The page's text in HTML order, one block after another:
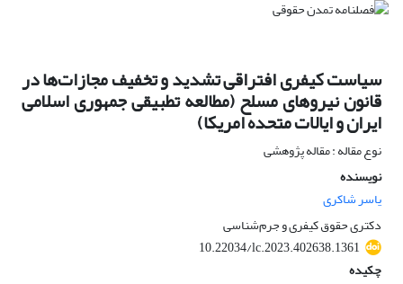
سیاست کیفری افتراقی تشدید و تخفیف مجازات‌ها در
قانون نیروهای مسلح (مطالعه تطبیقی جمهوری اسلامی
ایران و ایالات متحده امریکا)
نوع مقاله : مقاله پژوهشی
نویسنده
یاسر شاکری
دکتری حقوق کیفری و جرم‌شناسی
10.22034/lc.2023.402638.1361
چکیده